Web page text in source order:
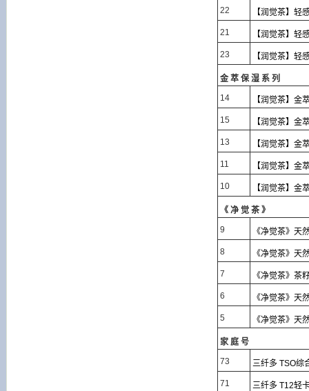
22 【润觉茶】轻
21 【润觉茶】轻
23 【润觉茶】轻
金萃保湿系列
14
【润觉茶】金
15 【润觉茶】金
13 【润觉茶】金
11 【润觉茶】金
10 【润觉茶】金
《净觉茶》
9
《净觉茶》天
8 《净觉茶》天
7 《净觉茶》茶
6 《净觉茶》天
5 《净觉茶》天
家庭号
73
三纤多 TSO综
71 三纤多 T12轻